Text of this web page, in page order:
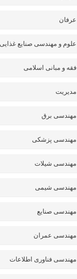
عرفان
علوم و مهندسی صنایع غذایی
فقه و مبانی اسلامی
مدیریت
مهندسی برق
مهندسی پزشکی
مهندسی شیلات
مهندسی شیمی
مهندسی صنایع
مهندسی عمران
مهندسی فناوری اطلاعات